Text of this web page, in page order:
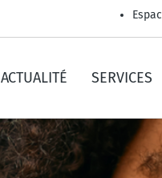
ACTUALITÉ SERVICES